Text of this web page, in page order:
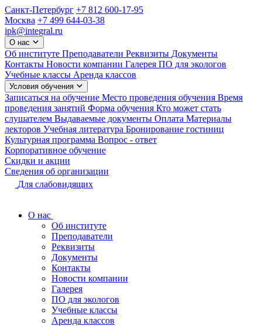
Санкт-Петербург +7 812 600-17-95
Москва +7 499 644-03-38
ipk@integral.ru
О нас
Об институте Преподаватели Реквизиты Документы
Контакты Новости компании Галерея ПО для экологов
Учебные классы Аренда классов
Условия обучения
Записаться на обучение Место проведения обучения Время
проведения занятий Форма обучения Кто может стать
слушателем Выдаваемые документы Оплата Материалы
лекторов Учебная литература Бронирование гостиниц
Культурная программа Вопрос - ответ
Корпоративное обучение
Скидки и акции
Сведения об организации
Для слабовидящих
О нас
Об институте
Преподаватели
Реквизиты
Документы
Контакты
Новости компании
Галерея
ПО для экологов
Учебные классы
Аренда классов